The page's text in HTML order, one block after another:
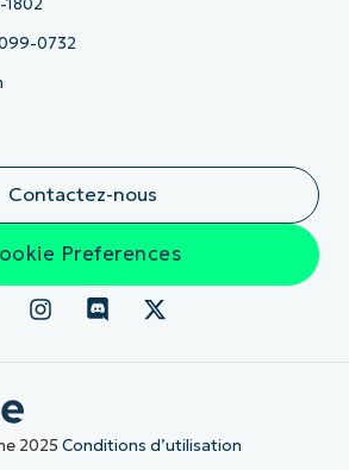
1802
0732
Contactez-nous
Preferences
2025 Conditions d’utilisation